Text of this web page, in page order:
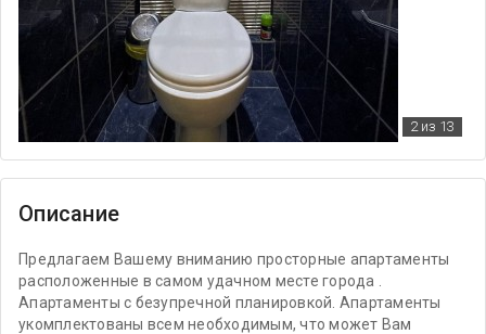
2из 13
Описание
Предлагаем Вашему вниманию просторные апартаменты
расположенные в самом удачном месте города .
Апартаменты с безупречной планировкой. Апартаменты
укомплектованы всем необходимым, что может Вам